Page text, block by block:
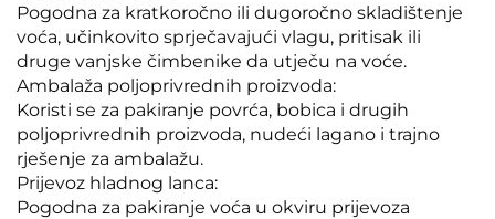
Pogodna za kratkoročno ili dugoročno skladištenje
voća, učinkovito sprječavajući vlagu, pritisak ili
druge vanjske čimbenike da utječu na voće.
Ambalaža poljoprivrednih proizvoda:
Koristi se za pakiranje povrća, bobica i drugih
poljoprivrednih proizvoda, nudeći lagano i trajno
rješenje za ambalažu.
Prijevoz hladnog lanca:
Pogodna za pakiranje voća u okviru prijevoza